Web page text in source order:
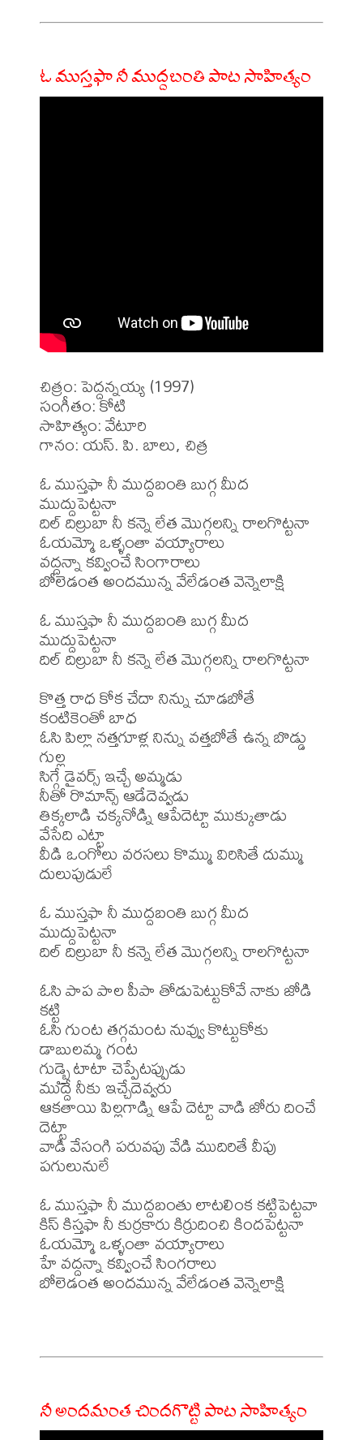
ఓ ముస్తఫా నీ ముద్దబంతి పాట సాహిత్యం
చిత్రం: పెద్దన్నయ్య (1997)
సంగీతం: కోటి
సాహిత్యం: వేటూరి
గానం: యస్. పి. బాలు, చిత్ర
ఓ ముస్తఫా నీ ముద్దబంతి బుగ్గ మీద
ముద్దుపెట్టనా
దిల్ దిల్రుబా నీ కన్నె లేత మొగ్గలన్ని రాలగొట్టనా
ఓయమ్మో ఒళ్ళంతా వయ్యారాలు
వద్దన్నా కవ్వించే సింగారాలు
బోలెడంత అందమున్న వేలేడంత వెన్నెలాక్షి
ఓ ముస్తఫా నీ ముద్దబంతి బుగ్గ మీద
ముద్దుపెట్టనా
దిల్ దిల్రుబా నీ కన్నె లేత మొగ్గలన్ని రాలగొట్టనా
కొత్త రాధ కోక చేదా నిన్ను చూడబోతే
కంటికెంతో బాధ
ఓసి పిల్లా నత్తగూళ్ల నిన్ను వత్తబోతే ఉన్న బొడ్డు
గుల్ల
సిగ్గే డైవర్స్ ఇచ్చే అమ్మడు
నీతో రొమాన్స్ ఆడేదెవ్వడు
తిక్కలాడి చక్కనోడ్ని ఆపేదెట్టా ముక్కుతాడు
వేసేది ఎట్టా
వీడి ఒంగోలు వరసలు కొమ్ము విరిసితే దుమ్ము
దులుపుడులే
ఓ ముస్తఫా నీ ముద్దబంతి బుగ్గ మీద
ముద్దుపెట్టనా
దిల్ దిల్రుబా నీ కన్నె లేత మొగ్గలన్ని రాలగొట్టనా
ఓసి పాప పాల పీపా తోడుపెట్టుకోవే నాకు జోడి
కట్టి
ఓసి గుంట తగ్గమంట నువ్వు కొట్టుకోకు
డాబులమ్మ గంట
గుడ్బై టాటా చెప్పేటప్పుడు
ముద్దే నీకు ఇచ్చేదెవ్వరు
ఆకతాయి పిల్లగాడ్ని ఆపే దెట్టా వాడి జోరు దించే
దెట్టా
వాడి వేసంగి పరువపు వేడి ముదిరితే వీపు
పగులునులే
ఓ ముస్తఫా నీ ముద్దబంతు లాటలింక కట్టిపెట్టవా
కిస్ కిస్తఫా నీ కుర్రకారు కిర్రుదించి కిందపెట్టనా
ఓయమ్మో ఒళ్ళంతా వయ్యారాలు
హే వద్దన్నా కవ్వించే సింగరాలు
బోలెడంత అందమున్న వేలేడంత వెన్నెలాక్షి
నీ అందమంత చిందగొట్టి పాట సాహిత్యం